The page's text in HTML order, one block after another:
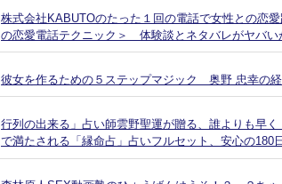
株式会社KABUTOのたった１回の電話で女性との恋
の恋愛電話テクニック＞ 体験談とネタバレがヤバい
彼女を作るための５ステップマジック 奥野 忠幸の
行列の出来る」占い師雲野聖運が贈る、誰よりも早
で満たされる「縁命占」占いフルセット、安心の180